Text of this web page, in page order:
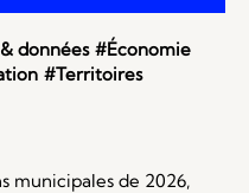
données #Économie
#Territoires
municipales de 2026,